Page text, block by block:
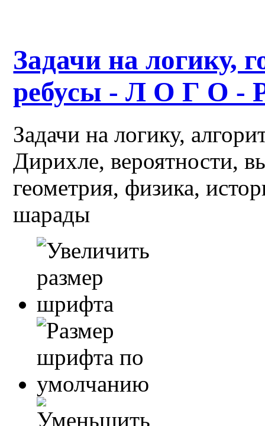
Задачи на логику,
ребусы - Л О Г О -
Задачи на логику,
Дирихле, вероятности,
геометрия, физика,
шарады